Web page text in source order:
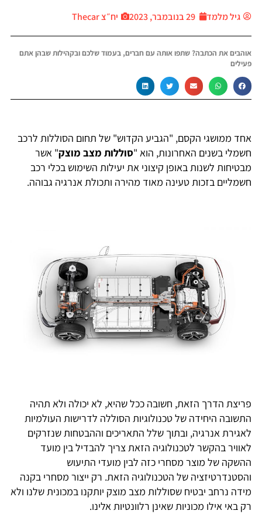
גיל מלמד 29 בנובמבר, 2023 יח״צ Thecar
אוהבים את הכתבה? שתפו אותה עם חברים, בעמוד שלכם ובקהילות שבהן אתם
פעילים
אחד ממושגי הקסם, "הגביע הקדוש" של תחום הסוללות לרכב
חשמלי בשנים האחרונות, הוא "סוללות מצב מוצק" אשר
מבטיחות לשנות באופן קיצוני את יעילות השימוש בכלי רכב
חשמליים בזכות טעינה מאוד מהירה ותכולת אנרגיה גבוהה.
פריצת הדרך הזאת, חשובה ככל שהיא, לא יכולה ולא תהיה
התשובה היחידה של טכנולוגיות הסוללה לדרישות העולמיות
לאגירת אנרגיה, ובתוך שלל התאריכים וההבטחות שנזרקים
לאוויר בהקשר לטכנולוגיה הזאת צריך להבדיל בין מועד
ההשקה של מוצר מסחרי כזה לבין מועדי התיעוש
והסטנדרטיזציה של הטכנולוגיה הזאת. רק ייצור מסחרי בקנה
מידה נרחב יבטיח שסוללות מצב מוצק יותקנו במכונית שלנו ולא
רק באי אילו מכוניות שאינן רלוונטיות אלינו.